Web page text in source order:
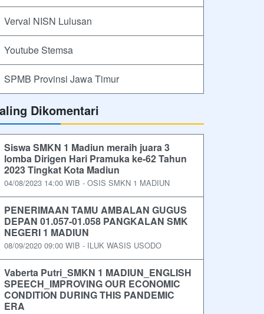
Verval NISN Lulusan
Youtube Stemsa
SPMB Provinsi Jawa Timur
Dikomentari
Siswa SMKN 1 Madiun meraih juara 3
lomba Dirigen Hari Pramuka ke-62 Tahun
2023 Tingkat Kota Madiun
04/08/2023 14:00 WIB - OSIS SMKN 1 MADIUN
PENERIMAAN TAMU AMBALAN GUGUS
DEPAN 01.057-01.058 PANGKALAN SMK
NEGERI 1 MADIUN
08/09/2020 09:00 WIB - ILUK WASIS USODO
Vaberta Putri_SMKN 1 MADIUN_ENGLISH
SPEECH_IMPROVING OUR ECONOMIC
CONDITION DURING THIS PANDEMIC
ERA